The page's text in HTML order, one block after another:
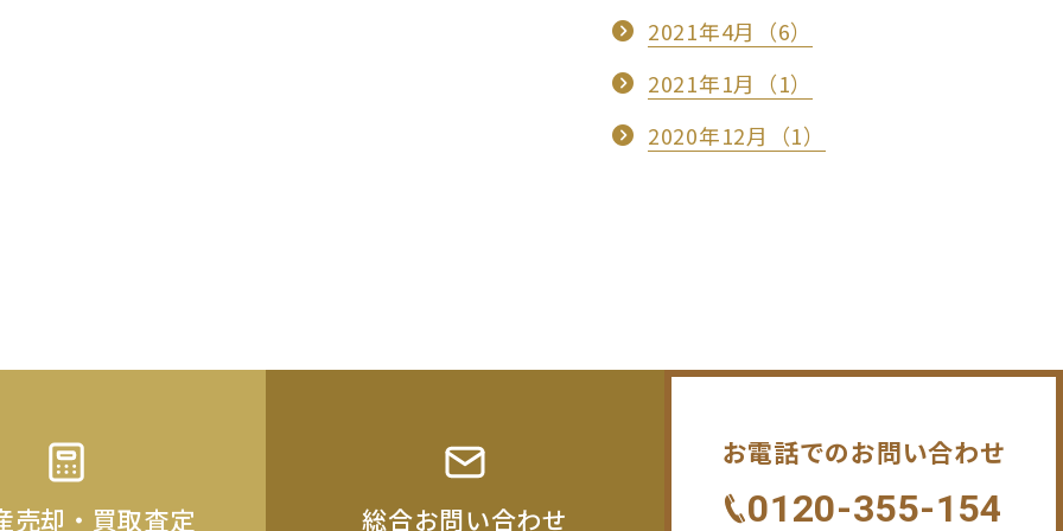
2021年4月（6）
2021年1月（1）
2020年12月（1）
売却・買取査定 総合お問い合わせ
お電話でのお問い合わせ
0120-355-154